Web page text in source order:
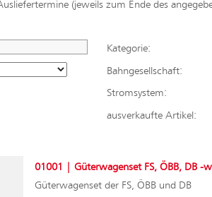
(jeweils zum Ende des
Kategorie:
Bahngesellschaft:
Stromsystem:
ausverkaufte Artikel:
01001 | Güterwagenset FS, ÖBB, DB -
Güterwagenset der FS, ÖBB und DB